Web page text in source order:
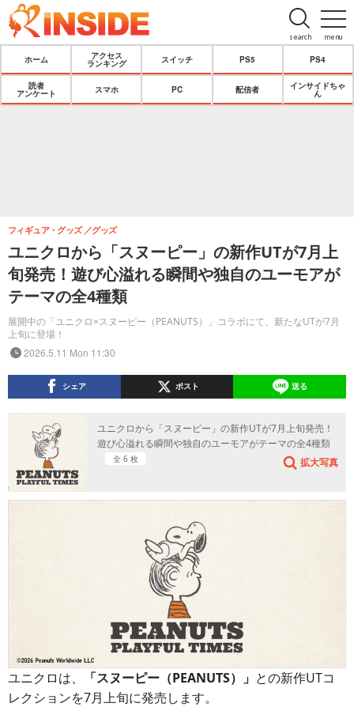
menu
search
ホーム
アクセス
ランキング
スイッチ PS5 PS4
読者
アンケート
スマホ PC 配信者
インサイドちゃ
ん
ユニクロから「スヌーピー」の新作UTが7月上
旬発売！遊び心溢れる瞬間や独自のユーモアが
テーマの全4種類
展開中の「ユニクロ×スヌーピー（PEANUTS）」コラボにて、新たなUTが7月
上旬に登場！
フィギュア・グッズ グッズ
2026.5.11 Mon 11:30
シェア ポスト 送る
ユニクロから「スヌーピー」の新作UTが7月上旬発売！
遊び心溢れる瞬間や独自のユーモアがテーマの全4種類
全 6 枚 拡大写真
ユニクロは、 「スヌーピー（PEANUTS）」 との新作UTコ
レクションを7月上旬に発売します。